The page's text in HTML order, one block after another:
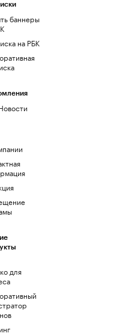
баннеры
на РБК
для